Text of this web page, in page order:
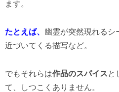
ます。
たとえば、 幽霊が突然現れるシ
近づいてくる描写など。
でもそれらは作品のスパイスと
て、しつこくありません。